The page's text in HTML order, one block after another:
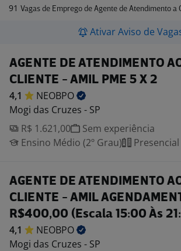
91 Vagas de Emprego de Agente de Atendimento a Clientes em Mogi das
Ativar Aviso de
AGENTE DE ATENDIMENTO
CLIENTE - AMIL PME 5 X 2
4,1
NEOBPO
Mogi das Cruzes - SP
R$ 1.621,00
Sem experiência
Ensino Médio (2º Grau)
Presencial
AGENTE DE ATENDIMENTO
CLIENTE - AMIL
R$400,00 (Escala 15:00 Às
4,1
NEOBPO
Mogi das Cruzes - SP